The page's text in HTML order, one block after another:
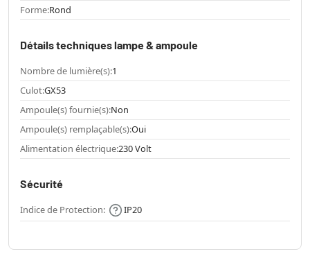
Forme:Rond
Détails techniques lampe & ampoule
Nombre de lumière(s):1
Culot:GX53
Ampoule(s) fournie(s):Non
Ampoule(s) remplaçable(s):Oui
Alimentation électrique:230 Volt
Sécurité
Indice de Protection: IP20